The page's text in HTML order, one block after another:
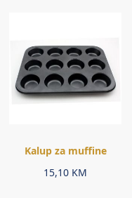
Kalup za muffine
15,10 KM